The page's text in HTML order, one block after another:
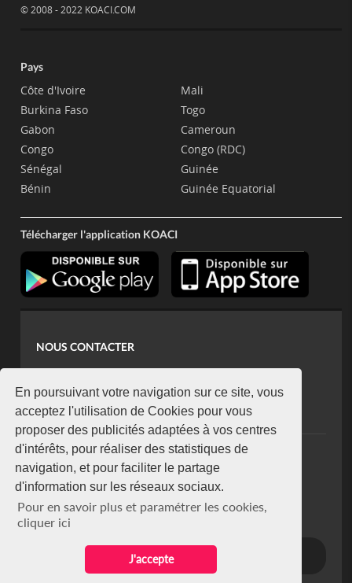
En poursuivant votre navigation sur ce site, vous
acceptez l'utilisation de Cookies pour vous
proposer des publicités adaptées à vos centres
d'intérêts, pour réaliser des statistiques de
navigation, et pour faciliter le partage
d'information sur les réseaux sociaux.
Pour en savoir plus et paramétrer les cookies,
cliquer ici
J'accepte
© 2008 - 2022 KOACI.COM
Pays
Côte d'Ivoire
Burkina Faso
Gabon
Congo
Sénégal
Bénin
Mali
Togo
Cameroun
Congo (RDC)
Guinée
Guinée Equatorial
Télécharger l'application KOACI
NOUS CONTACTER
koaci@yahoo.fr
+225 07 08 85 52 93
NEWSLETTER
Restez connecté via notre newsletter
S'abonner
Se désabonner